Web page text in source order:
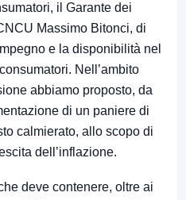
il Garante dei
Massimo Bitonci, di
e la disponibilità nel
Nell’ambito
abbiamo proposto, da
di un paniere di
calmierato, allo scopo di
dell’inflazione.
deve contenere, oltre ai